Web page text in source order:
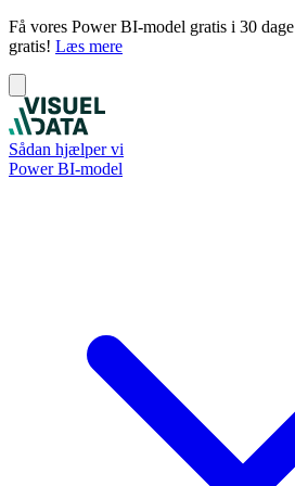
Få vores Power BI-model gratis i 30 dage
gratis! Læs mere
Sådan hjælper vi
Power BI-model